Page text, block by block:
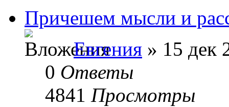
Причешем мысли и
Евгения » 15 дек
0 Ответы
4841 Просмотры